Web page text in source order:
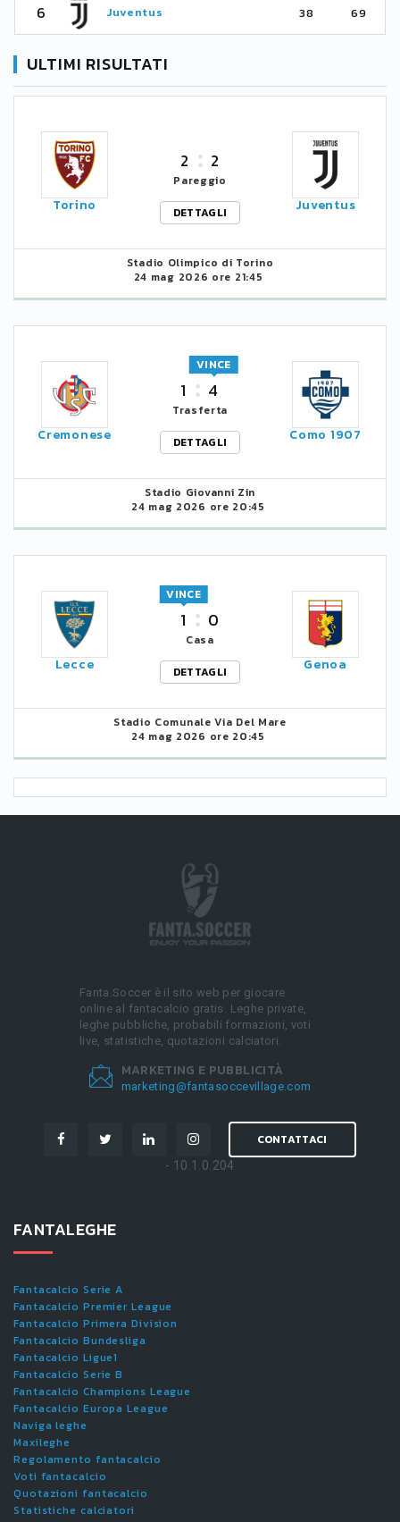
6 Juventus 38 69
ULTIMI RISULTATI
Torino
2 2
Pareggio
DETTAGLI
Juventus
Stadio Olimpico di Torino
24 mag 2026 ore 21:45
Cremonese
1 4
VINCE
Trasferta
DETTAGLI
Como 1907
Stadio Giovanni Zin
24 mag 2026 ore 20:45
Lecce
1
VINCE
0
Casa
DETTAGLI
Genoa
Stadio Comunale Via Del Mare
24 mag 2026 ore 20:45
Fanta.Soccer è il sito web per giocare
online al fantacalcio gratis. Leghe private,
leghe pubbliche, probabili formazioni, voti
live, statistiche, quotazioni calciatori.
MARKETING E PUBBLICITÀ
marketing@fantasoccevillage.com
CONTATTACI
- 10.1.0.204
FANTALEGHE
Fantacalcio Serie A
Fantacalcio Premier League
Fantacalcio Primera Division
Fantacalcio Bundesliga
Fantacalcio Ligue1
Fantacalcio Serie B
Fantacalcio Champions League
Fantacalcio Europa League
Naviga leghe
Maxileghe
Regolamento fantacalcio
Voti fantacalcio
Quotazioni fantacalcio
Statistiche calciatori